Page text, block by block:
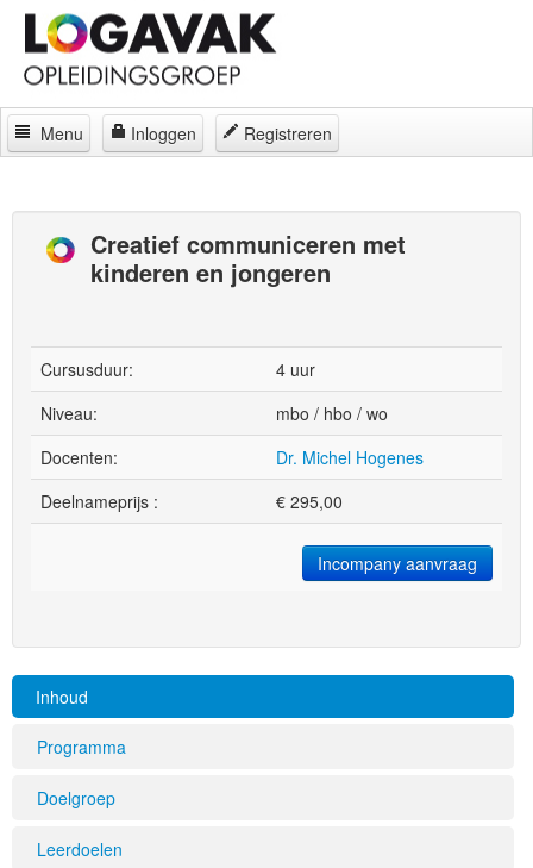
Menu Inloggen
Registreren
Curatorium
Locaties
Contact
Over
Creatief communiceren met
kinderen en jongeren
Cursusduur:
4 uur
Niveau:
mbo / hbo / wo
Docenten:
Dr. Michel Hogenes
Deelnameprijs :
€ 295,00
Incompany aanvraag
Inhoud
Programma
Doelgroep
Leerdoelen